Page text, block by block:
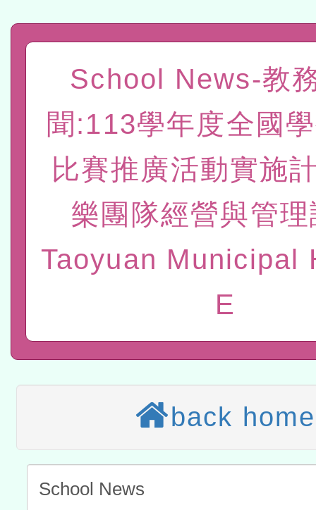
程
「數位內容與教學軟體線
赴陸應申請許可一案
轉知經濟部水利署委託財
研究院辦理「115年表揚
位及節水達人選拔活動」
115年8月22日(星期六)辦
市孔廟祈福系列活動—儒
2026年桃園地景藝術節教
本校115學年度第2次代理
結果公告(無人報名，續辦
適應運動共學行動站研習
本館辦理115年度閱讀磐
讀推動專業研習
科技賦能─人工智慧(AI)工
程
A3數位素養講師名單
「數位內容與教學軟體線
t」
有關大陸委員會函釋公務
赴陸應申請許可一案
轉知經濟部水利署委託財
School News-教
聞:113學年度全國
比賽推廣活動實施
樂團隊經營與管
Taoyuan Municipal
E
back home